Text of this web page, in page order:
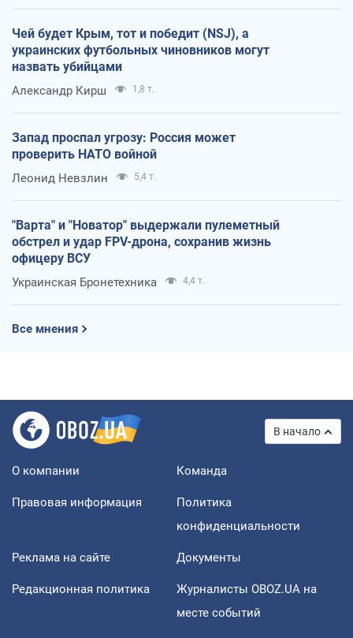
Чей будет Крым, тот и победит (NSJ), а
украинских футбольных чиновников могут
назвать убийцами
Александр Кирш 1,8 т.
Запад проспал угрозу: Россия может
проверить НАТО войной
Леонид Невзлин 5,4 т.
"Варта" и "Новатор" выдержали пулеметный
обстрел и удар FPV-дрона, сохранив жизнь
офицеру ВСУ
Украинская Бронетехника 4,4 т.
Все мнения
В начало
О компании Команда
Правовая информация
Политика
конфиденциальности
Реклама на сайте Документы
Редакционная политика
Журналисты OBOZ.UA на
месте событий